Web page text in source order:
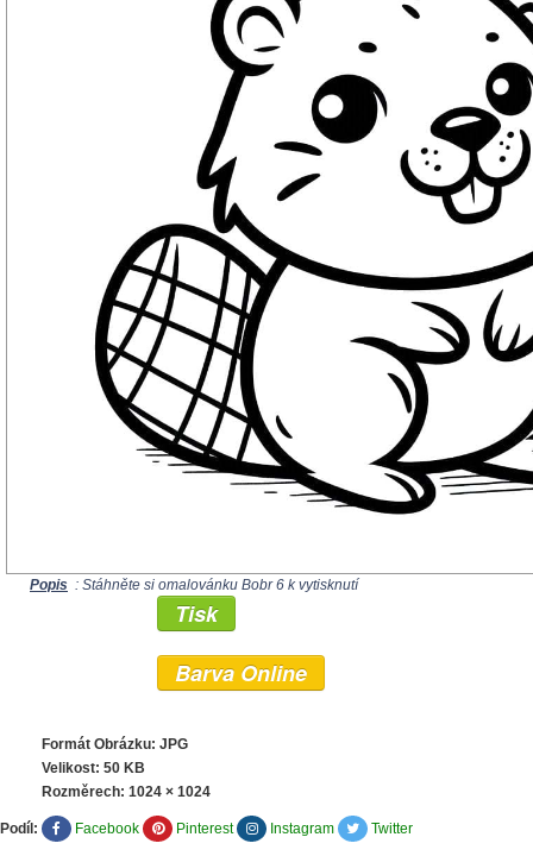
Popis : Stáhněte si omalovánku Bobr 6 k vytisknutí
Tisk
Barva Online
Formát Obrázku: JPG
Velikost: 50 KB
Rozměrech: 1024 × 1024
Podíl: Facebook Pinterest Instagram Twitter